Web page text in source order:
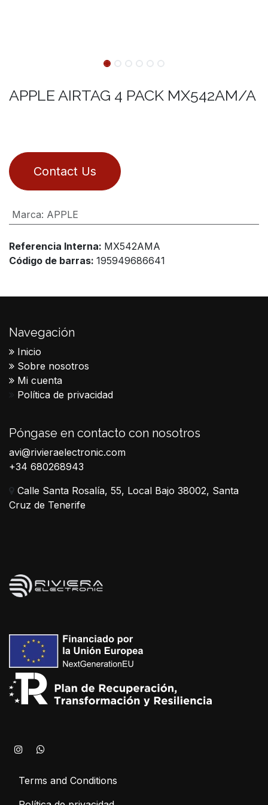
APPLE AIRTAG 4 PACK MX542AM/A
Contact Us
Marca: APPLE
Referencia Interna: MX542AMA
Código de barras: 195949686641
Navegación
Inicio
Sobre nosotros
Mi cuenta
Política de privacidad
Póngase en contacto con nosotros
avi@rivieraelectronic.com
+34 680268943
Calle Santa Rosalía, 55, Local Bajo 38002, Santa
Cruz de Tenerife
Terms and Conditions